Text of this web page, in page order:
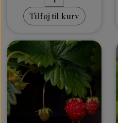
Tilføj til kurv